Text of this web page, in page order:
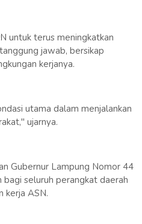
untuk terus meningkatkan
jawab, bersikap
kerjanya.
utama dalam menjalankan
ujarnya.
Gubernur Lampung Nomor 44
seluruh perangkat daerah
kerja ASN.